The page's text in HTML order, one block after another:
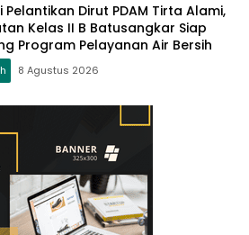
Pelantikan Dirut PDAM Tirta Alami,
Kelas II B Batusangkar Siap
Program Pelayanan Air Bersih
8 Agustus 2026